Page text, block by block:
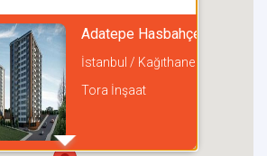
Adatepe Hasbahçe
İstanbul / Kağıthane
Tora İnşaat